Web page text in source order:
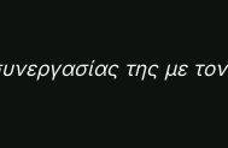
της με τον